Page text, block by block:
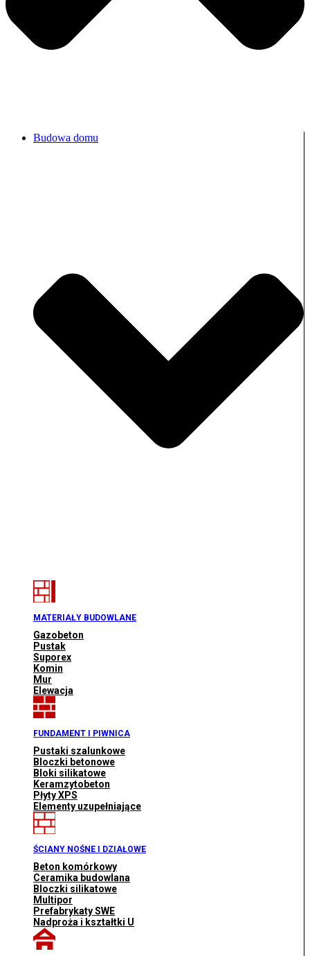
Budowa domu
MATERIAŁY BUDOWLANE
Gazobeton
Pustak
Suporex
Komin
Mur
Elewacja
FUNDAMENT I PIWNICA
Pustaki szalunkowe
Bloczki betonowe
Bloki silikatowe
Keramzytobeton
Płyty XPS
Elementy uzupełniające
ŚCIANY NOŚNE I DZIAŁOWE
Beton komórkowy
Ceramika budowlana
Bloczki silikatowe
Multipor
Prefabrykaty SWE
Nadproża i kształtki U